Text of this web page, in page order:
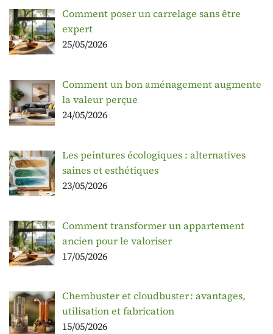
Comment poser un carrelage sans être
expert
25/05/2026
Comment un bon aménagement augmente
la valeur perçue
24/05/2026
Les peintures écologiques : alternatives
saines et esthétiques
23/05/2026
Comment transformer un appartement
ancien pour le valoriser
17/05/2026
Chembuster et cloudbuster : avantages,
utilisation et fabrication
15/05/2026